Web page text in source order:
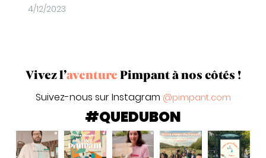
4/12/2023
Vivez l’aventurePimpant à nos côtés !
Suivez-nous sur Instagram @pimpant.com
#QUEDUBON